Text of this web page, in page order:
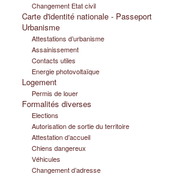
Changement Etat civil
Carte d'identité nationale - Passeport
Urbanisme
Attestations d’urbanisme
Assainissement
Contacts utiles
Energie photovoltaïque
Logement
Permis de louer
Formalités diverses
Elections
Autorisation de sortie du territoire
Attestation d’accueil
Chiens dangereux
Véhicules
Changement d’adresse